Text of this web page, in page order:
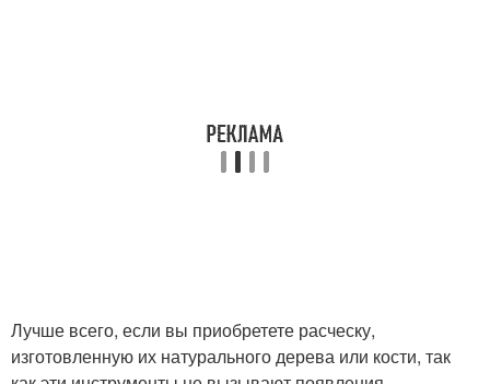
Лучше всего, если вы приобретете расческу,
изготовленную их натурального дерева или кости, так